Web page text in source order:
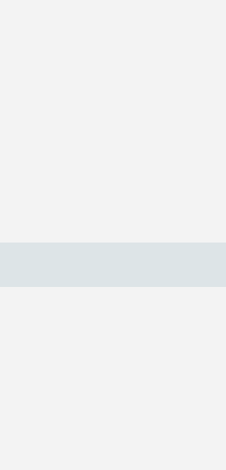
vor Bundestagsdebatte über
dass deren besonders